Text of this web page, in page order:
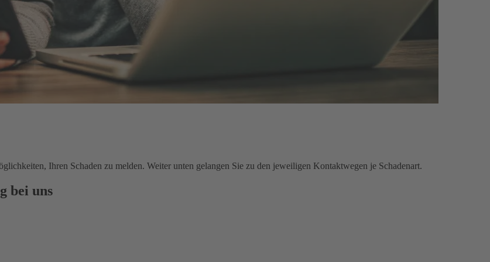
Ihren Schaden zu melden. Weiter unten gelangen Sie zu den jeweiligen Kontaktwegen je Schadenart.
bei uns